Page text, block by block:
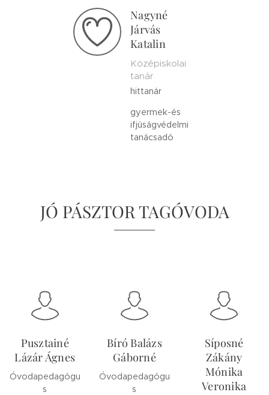
Nagyné
Járvás
Katalin
Középiskolai
tanár
hittanár
gyermek-és
ifjúságvédelmi
tanácsadó
JÓ PÁSZTOR TAGÓVODA
Pusztainé
Lázár Ágnes
Óvodapedagógu
s
Bíró Balázs
Gáborné
Óvodapedagógu
s
Síposné
Zákány
Mónika
Veronika